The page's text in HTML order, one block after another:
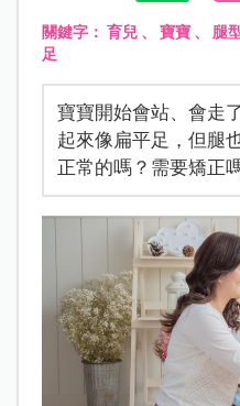
關鍵字：育兒 、寶寶 、 腿
足
寶寶開始會站、會走
起來像扁平足，但腿
正常的嗎？需要矯正